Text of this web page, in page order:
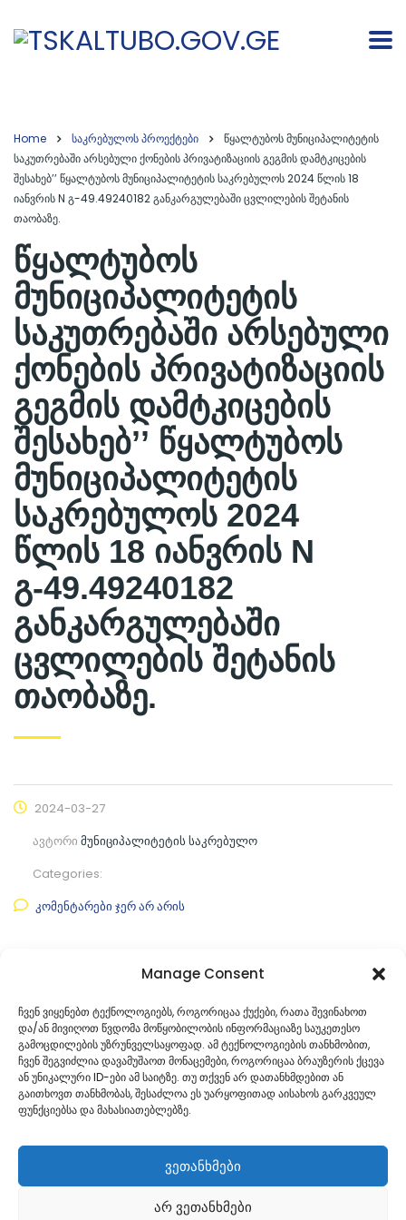
Manage Consent
ჩვენ ვიყენებთ ტექნოლოგიებს, როგორიცაა ქუქები, რათა შევინახოთ
და/ან მივიღოთ წვდომა მოწყობილობის ინფორმაციაზე საუკეთესო
გამოცდილების უზრუნველსაყოფად. ამ ტექნოლოგიების თანხმობით,
ჩვენ შეგვიძლია დავამუშაოთ მონაცემები, როგორიცაა ბრაუზერის ქცევა
ან უნიკალური ID-ები ამ საიტზე. თუ თქვენ არ დათანხმდებით ან
გაითხოვთ თანხმობას, შესაძლოა ეს უარყოფითად აისახოს გარკვეულ
ფუნქციებსა და მახასიათებლებზე.
ვეთანხმები
არ ვეთანხმები
Home საკრებულოს პროექტები
წყალტუბოს მუნიციპალიტეტის
საკუთრებაში არსებული ქონების პრივატიზაციის გეგმის დამტკიცების
შესახებ’’ წყალტუბოს მუნიციპალიტეტის საკრებულოს 2024 წლის 18
იანვრის N გ-49.49240182 განკარგულებაში ცვლილების შეტანის
თაობაზე.
წყალტუბოს
მუნიციპალიტეტის
საკუთრებაში არსებული
ქონების პრივატიზაციის
გეგმის დამტკიცების
შესახებ’’ წყალტუბოს
მუნიციპალიტეტის
საკრებულოს 2024
წლის 18 იანვრის N
გ-49.49240182
განკარგულებაში
ცვლილების შეტანის
თაობაზე.
2024-03-27
ავტორი მუნიციპალიტეტის საკრებულო
Categories:
კომენტარები ჯერ არ არის
ფაილის ნახვა
ფაილის ტიპი:pdf
კატეგორიასაკრებულოს პროექტები